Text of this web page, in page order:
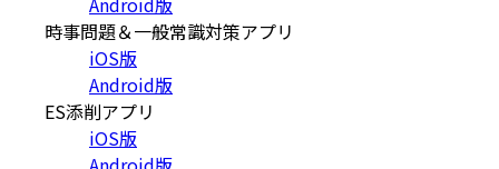
時事問題＆一般常識対策アプリ
iOS版
Android版
ES添削アプリ
iOS版